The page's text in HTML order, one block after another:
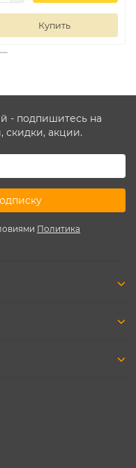
Купить
- подпишитесь на
скидки, акции.
Политика